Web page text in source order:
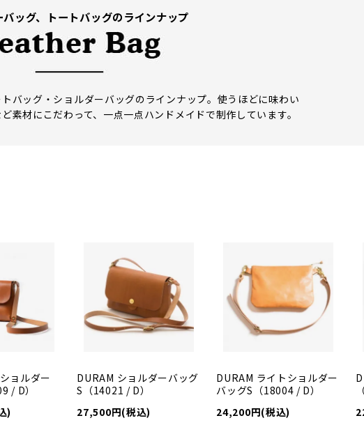
バッグ、トートバッグのラインナップ
バッグ・ショルダーバッグのラインナップ。使うほどに味わい
素材にこだわって、一点一点ハンドメイドで制作しています。
ョルダー
/ D）
)
DURAM ショルダーバッグ
S（14021 / D）
27,500円(税込)
DURAM ライトショルダー
バッグS（18004 / D）
24,200円(税込)